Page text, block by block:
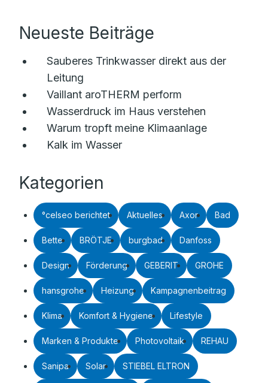
Neueste Beiträge
Sauberes Trinkwasser direkt aus der
Leitung
Vaillant aroTHERM perform
Wasserdruck im Haus verstehen
Warum tropft meine Klimaanlage
Kalk im Wasser
Kategorien
°celseo berichtet Aktuelles Axor Bad
Bette BRÖTJE burgbad Danfoss
Design Förderung GEBERIT GROHE
hansgrohe Heizung Kampagnenbeitrag
Klima Komfort & Hygiene Lifestyle
Marken & Produkte Photovoltaik REHAU
Sanipa Solar STIEBEL ELTRON